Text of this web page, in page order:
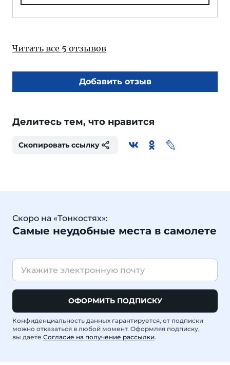
Читать все 5 отзывов
Добавить отзыв
Делитесь тем, что нравится
Скопировать ссылку
Скоро на «Тонкостях»:
Самые неудобные места в самолете
ОФОРМИТЬ ПОДПИСКУ
Конфиденциальность данных гарантируется, от подписки
можно отказаться в любой момент. Оформляя подписку,
вы даете Согласие на получение рассылки.